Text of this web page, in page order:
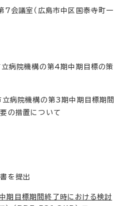
会議室（広島市中区国泰寺町一
病院機構の第4期中期目標の策
病院機構の第3期中期目標期間
の措置について
を提出
期目標期間終了時における検討